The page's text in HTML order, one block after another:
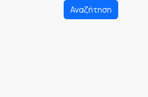
Αναζήτηση